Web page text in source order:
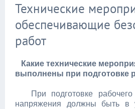
Технические
обеспечивающие
работ
Какие технические
выполнены при подготовке
При подготовке рабочего
напряжения должны быть в